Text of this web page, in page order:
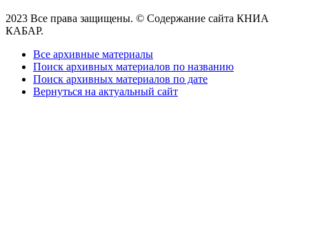
2023 Все права защищены. © Содержание сайта КНИА
КАБАР.
Все архивные материалы
Поиск архивных материалов по названию
Поиск архивных материалов по дате
Вернуться на актуальный сайт